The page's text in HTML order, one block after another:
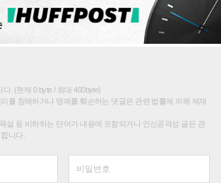
. (현재 0 byte / 최대 400byte)
를 침해하거나 명예를 훼손하는 댓글은 관련 법률에 의해 제재
설 등 비하하는 단어가 내용에 포함되거나 인신공격성 글은 관
니다.